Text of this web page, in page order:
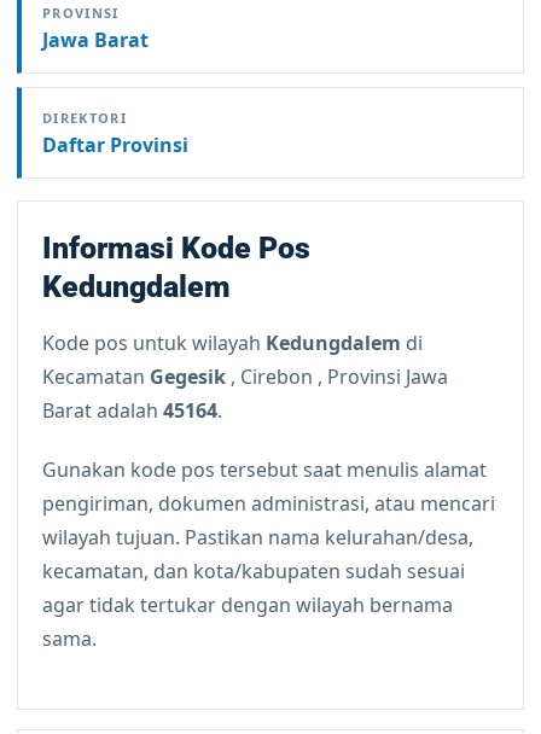
PROVINSI
Jawa Barat
DIREKTORI
Daftar Provinsi
Informasi Kode Pos
Kedungdalem
Kode pos untuk wilayah Kedungdalem di
Kecamatan Gegesik , Cirebon , Provinsi Jawa
Barat adalah 45164.
Gunakan kode pos tersebut saat menulis alamat
pengiriman, dokumen administrasi, atau mencari
wilayah tujuan. Pastikan nama kelurahan/desa,
kecamatan, dan kota/kabupaten sudah sesuai
agar tidak tertukar dengan wilayah bernama
sama.